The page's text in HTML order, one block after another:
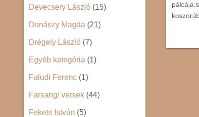
Devecsery László (15)
Donászy Magda (21)
Drégely László (7)
Egyéb kategória (1)
Faludi Ferenc (1)
Farsangi versek (44)
Fekete István (5)